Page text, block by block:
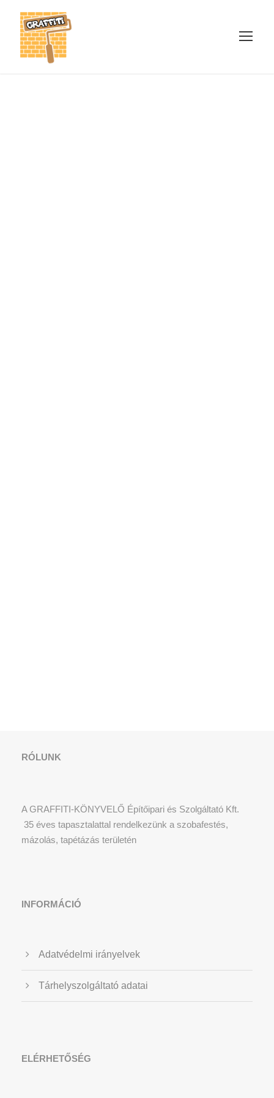
RÓLUNK
A GRAFFITI-KÖNYVELŐ Építőipari és Szolgáltató Kft.
35 éves tapasztalattal rendelkezünk a szobafestés,
mázolás, tapétázás területén
INFORMÁCIÓ
Adatvédelmi irányelvek
Tárhelyszolgáltató adatai
ELÉRHETŐSÉG